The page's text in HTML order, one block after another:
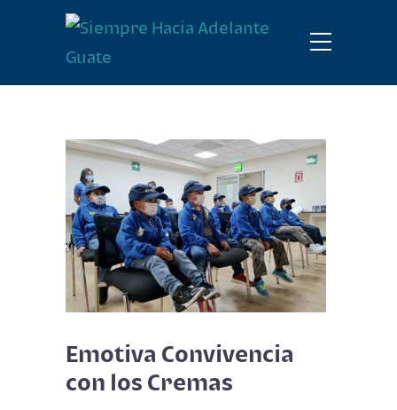
Emotiva Convivencia
con los Cremas